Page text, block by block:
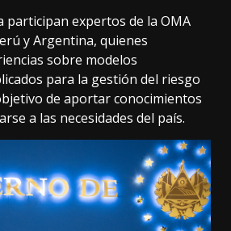
participan expertos de la OMA
y Argentina, quienes
sobre modelos
para la gestión del riesgo
de aportar conocimientos
a las necesidades del país.